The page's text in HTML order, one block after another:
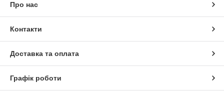
Про нас
Контакти
Доставка та оплата
Графік роботи